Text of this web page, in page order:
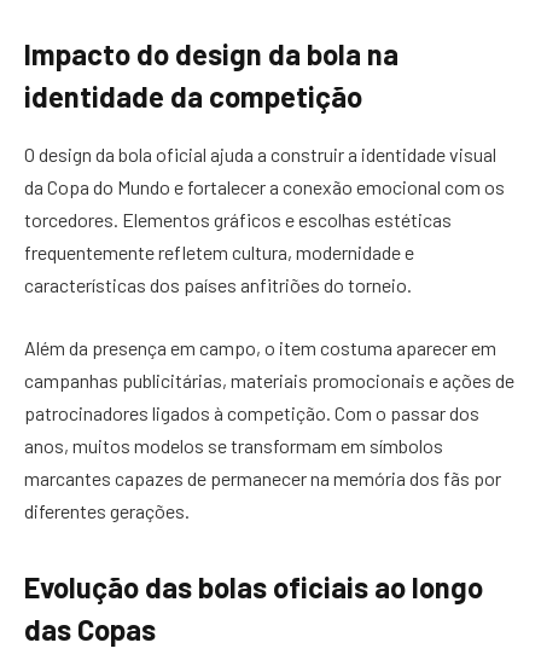
Impacto do design da bola na
identidade da competição
O design da bola oficial ajuda a construir a identidade visual
da Copa do Mundo e fortalecer a conexão emocional com os
torcedores. Elementos gráficos e escolhas estéticas
frequentemente refletem cultura, modernidade e
características dos países anfitriões do torneio.
Além da presença em campo, o item costuma aparecer em
campanhas publicitárias, materiais promocionais e ações de
patrocinadores ligados à competição. Com o passar dos
anos, muitos modelos se transformam em símbolos
marcantes capazes de permanecer na memória dos fãs por
diferentes gerações.
Evolução das bolas oficiais ao longo
das Copas